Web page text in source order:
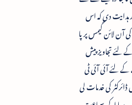
ہدایت دی کہ اس
آن لائن گیمس پر پا
لئے تجاویز پیش
لئے آئی آئی ٹی
کی خدمات لی